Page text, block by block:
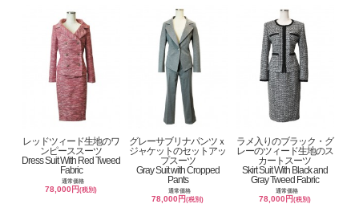
レッドツィード生地のワ
ンピーススーツ
Dress Suit With Red Tweed
Fabric
通常価格
78,000円(税別)
グレーサブリナパンツｘ
ジャケットのセットアッ
プスーツ
Gray Suit with Cropped
Pants
通常価格
78,000円(税別)
ラメ入りのブラック・グ
レーのツィード生地のス
カートスーツ
Skirt Suit With Black and
Gray Tweed Fabric
通常価格
78,000円 (税別)